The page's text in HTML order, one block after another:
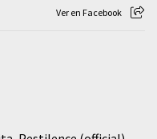
Ver en Facebook